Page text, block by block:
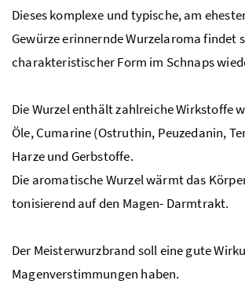
Dieses komplexe und typische, am
Gewürze erinnernde Wurzelaroma findet
charakteristischer Form im Schnaps
Die Wurzel enthält zahlreiche Wirkstoffe
Öle, Cumarine (Ostruthin, Peuzedanin,
Harze und Gerbstoffe.
Die aromatische Wurzel wärmt das
tonisierend auf den Magen- Darmtrakt.
Der Meisterwurzbrand soll eine gute
Magenverstimmungen haben.